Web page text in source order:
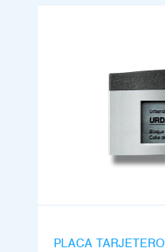
PLACA TARJETERO